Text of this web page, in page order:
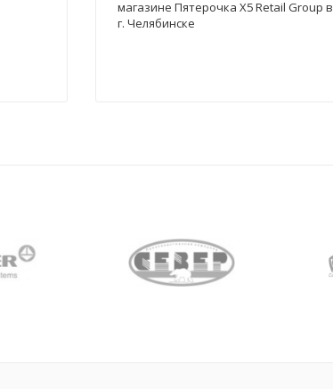
магазине Пятерочка X5 Retail Group в
г. Челябинске